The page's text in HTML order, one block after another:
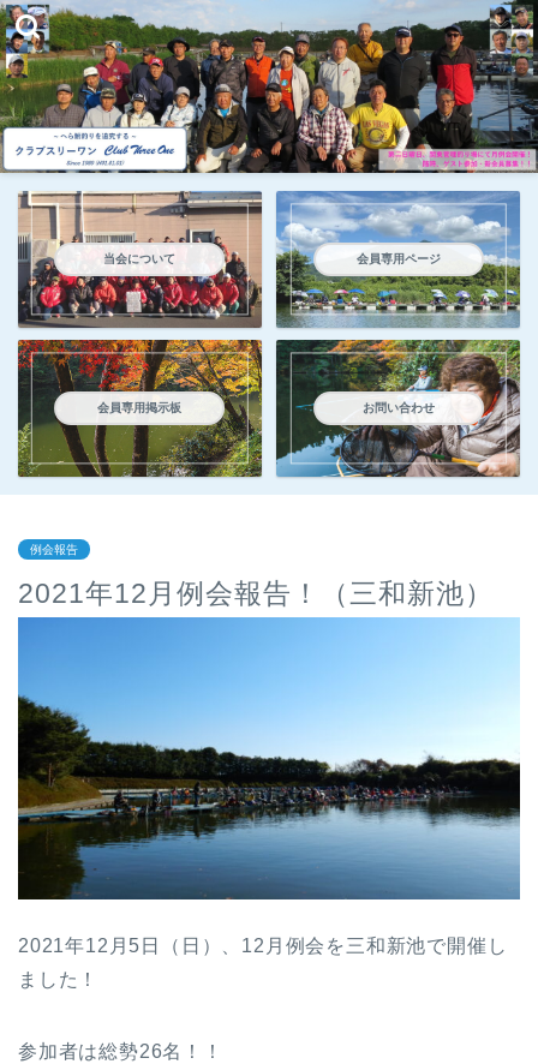
当会について 会員専用ページ
会員専用掲示板 お問い合わせ
例会報告
2021年12月例会報告！（三和新池）
2021年12月5日（日）、12月例会を三和新池で開催し
ました！
参加者は総勢26名！！